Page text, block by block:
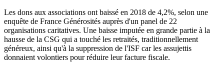
Les dons aux associations ont baissé en 2018 de 4,2%, selon une
enquête de France Générosités auprès d'un panel de 22
organisations caritatives. Une baisse imputée en grande partie à la
hausse de la CSG qui a touché les retraités, traditionnellement
généreux, ainsi qu'à la suppression de l'ISF car les assujettis
donnaient volontiers pour réduire leur facture fiscale.